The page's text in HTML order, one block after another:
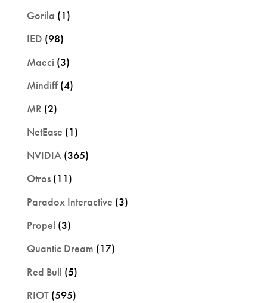
Gorila (1)
IED (98)
Maeci (3)
Mindiff(4)
MR (2)
NetEase (1)
NVIDIA(365)
Otros(11)
Paradox Interactive (3)
Propel (3)
Quantic Dream (17)
Red Bull (5)
RIOT(595)